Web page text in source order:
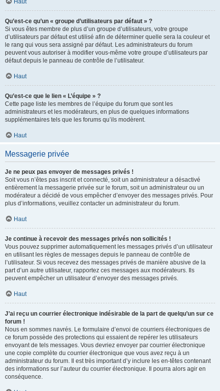
Haut
Qu’est-ce qu’un « groupe d’utilisateurs par défaut » ?
Si vous êtes membre de plus d’un groupe d’utilisateurs, votre groupe
d’utilisateurs par défaut est utilisé afin de déterminer quelle sera la couleur et
le rang qui vous sera assigné par défaut. Les administrateurs du forum
peuvent vous autoriser à modifier vous-même votre groupe d’utilisateurs par
défaut depuis le panneau de contrôle de l’utilisateur.
Haut
Qu’est-ce que le lien « L’équipe » ?
Cette page liste les membres de l’équipe du forum que sont les
administrateurs et les modérateurs, en plus de quelques informations
supplémentaires tels que les forums qu’ils modèrent.
Haut
Messagerie privée
Je ne peux pas envoyer de messages privés !
Soit vous n’êtes pas inscrit et connecté, soit un administrateur a désactivé
entièrement la messagerie privée sur le forum, soit un administrateur ou un
modérateur a décidé de vous empêcher d’envoyer des messages privés. Pour
plus d’informations, veuillez contacter un administrateur du forum.
Haut
Je continue à recevoir des messages privés non sollicités !
Vous pouvez supprimer automatiquement les messages privés d’un utilisateur
en utilisant les règles de messages depuis le panneau de contrôle de
l’utilisateur. Si vous recevez des messages privés de manière abusive de la
part d’un autre utilisateur, rapportez ces messages aux modérateurs. Ils
peuvent empêcher un utilisateur d’envoyer des messages privés.
Haut
J’ai reçu un courrier électronique indésirable de la part de quelqu’un sur ce
forum !
Nous en sommes navrés. Le formulaire d’envoi de courriers électroniques de
ce forum possède des protections qui essaient de repérer les utilisateurs
envoyant de tels messages. Vous devriez envoyer par courrier électronique
une copie complète du courrier électronique que vous avez reçu à un
administrateur du forum. Il est très important d’y inclure les en-têtes contenant
des informations sur l’auteur du courrier électronique. Il pourra alors agir en
conséquence.